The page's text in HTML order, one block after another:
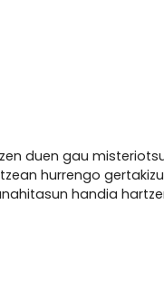
duen gau
hurrengo
handia